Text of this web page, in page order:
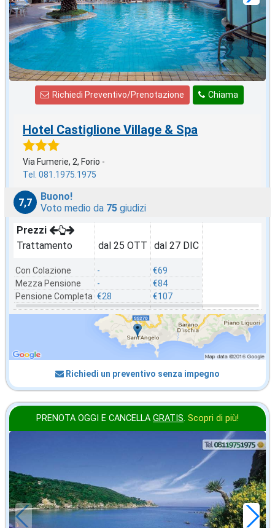
Chiama
Richiedi Preventivo/Prenotazione
Hotel Castiglione Village & Spa
Via Fumerie, 2, Forio -
Tel. 081.1975.1975
7,7
Buono!
Voto medio da 75 giudizi
Prezzi
Trattamento
Con Colazione
Mezza Pensione
Pensione Completa
dal 25 OTT
-
-
€28
dal 27 DIC
€69
€84
€107
Richiedi un preventivo senza impegno
PRENOTA OGGI E CANCELLA GRATIS. Scopri di più!
€28,43
a notte